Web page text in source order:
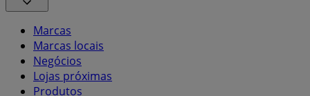
Marcas
Marcas locais
Negócios
Lojas próximas
Produtos